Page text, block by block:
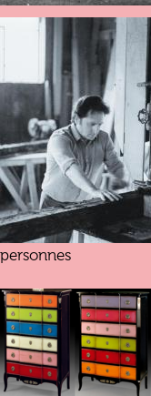
personnes